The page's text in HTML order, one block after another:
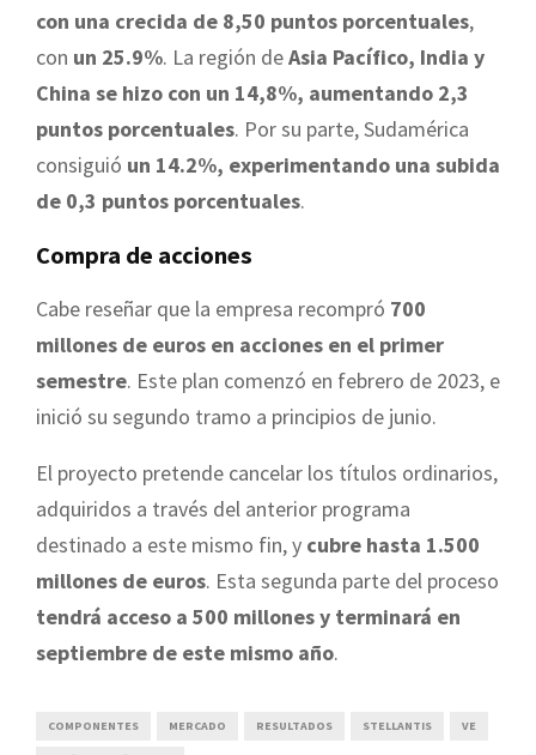
con una crecida de 8,50 puntos porcentuales,
con un 25.9%. La región deAsia Pacífico, India y
China se hizo con un 14,8%, aumentando 2,3
puntos porcentuales. Por su parte, Sudamérica
consiguió un 14.2%, experimentando una subida
de 0,3 puntos porcentuales.
Compra de acciones
Cabe reseñar que la empresa recompró 700
millones de euros en acciones en el primer
semestre. Este plan comenzó en febrero de 2023, e
inició su segundo tramo a principios de junio.
El proyecto pretende cancelar los títulos ordinarios,
adquiridos a través del anterior programa
destinado a este mismo fin, y cubre hasta 1.500
millones de euros. Esta segunda parte del proceso
tendrá acceso a 500 millones y terminará en
septiembre de este mismo año.
COMPONENTES MERCADO RESULTADOS STELLANTIS VE